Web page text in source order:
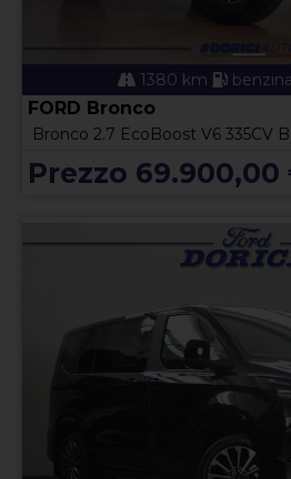
1380 km benzina
FORD Bronco
Bronco 2.7 EcoBoost V6 335CV
Prezzo 69.900,00